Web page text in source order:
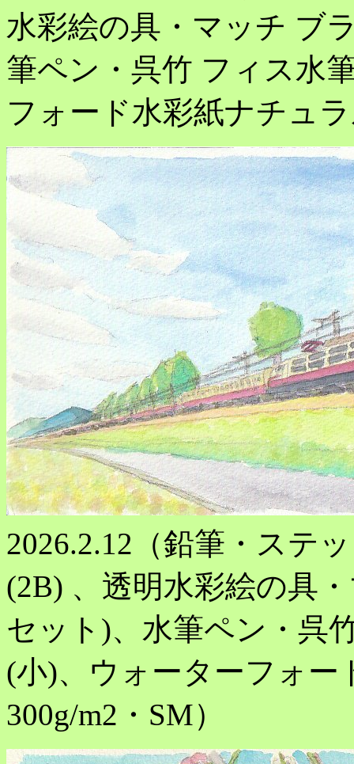
水彩絵の具・マッチ ブ
筆ペン・呉竹 フィス水
フォード水彩紙ナチュ
2026.2.12（鉛筆・ステ
(2B) 、透明水彩絵の具
セット)、水筆ペン・呉
(小)、ウォーターフォー
300g/m2・SM）